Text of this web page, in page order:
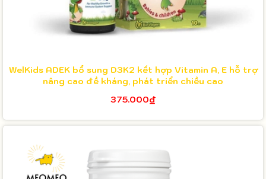
WelKids ADEK bổ sung D3K2 kết hợp Vitamin A, E hỗ trợ
nâng cao đề kháng, phát triển chiều cao
375.000₫